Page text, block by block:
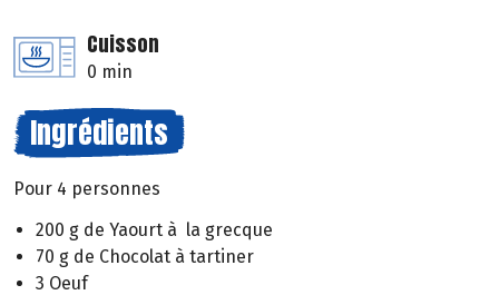
Cuisson
0 min
Ingrédients
Pour 4 personnes
200 g de Yaourt à la grecque
70 g de Chocolat à tartiner
3 Oeuf